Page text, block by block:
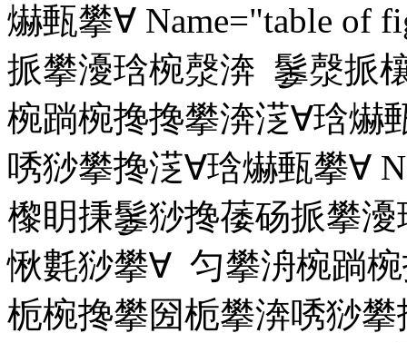
爀甀攀∀ Name="table
挀攀瀀琀椀漀渀 䰀漀挀
椀䠀椀搀搀攀渀㴀∀琀爀
唀猀攀搀㴀∀琀爀甀攀∀
㰀眀㨀䰀猀搀䔀砀挀攀
愀氀猀攀∀ 匀攀洀椀䠀
栀椀搀攀圀栀攀渀唀猀